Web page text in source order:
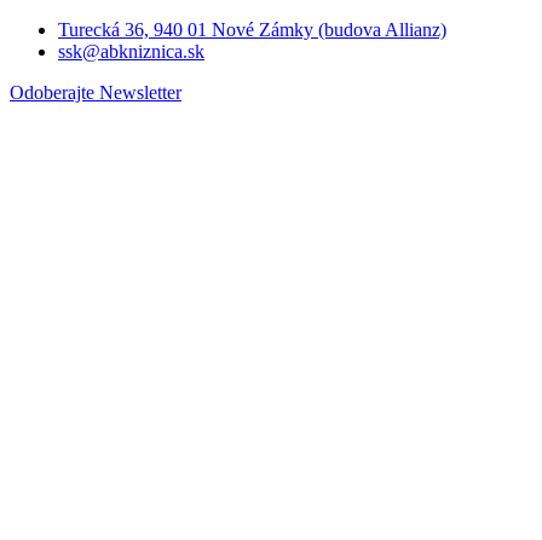
Turecká 36, 940 01 Nové Zámky (budova Allianz)
ssk@abkniznica.sk
Odoberajte Newsletter